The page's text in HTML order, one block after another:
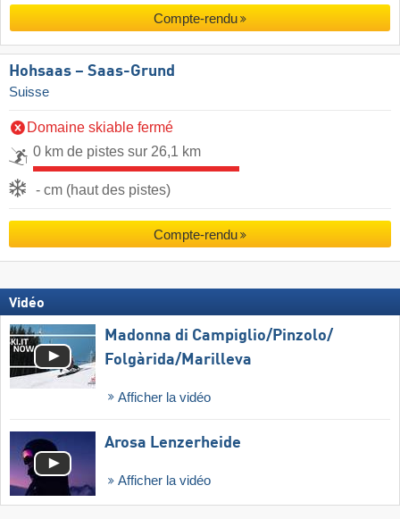
Compte-rendu
Hohsaas – Saas-Grund
Suisse
Domaine skiable fermé
0 km de pistes sur 26,1 km
- cm (haut des pistes)
Compte-rendu
Vidéo
Madonna di Campiglio/​Pinzolo/​
Folgàrida/​Marilleva
Afficher la vidéo
Arosa Lenzerheide
Afficher la vidéo